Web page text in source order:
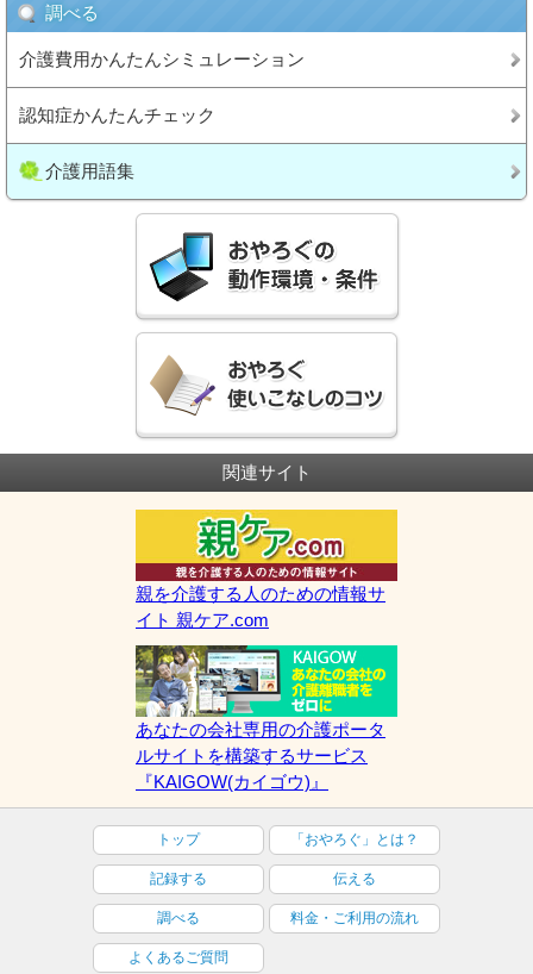
調べる
介護費用かんたんシミュレーション
認知症かんたんチェック
介護用語集
関連サイト
親を介護する人のための情報サ
イト 親ケア.com
あなたの会社専用の介護ポータ
ルサイトを構築するサービス
『KAIGOW(カイゴウ)』
トップ 「おやろぐ」とは？
記録する 伝える
調べる 料金・ご利用の流れ
よくあるご質問